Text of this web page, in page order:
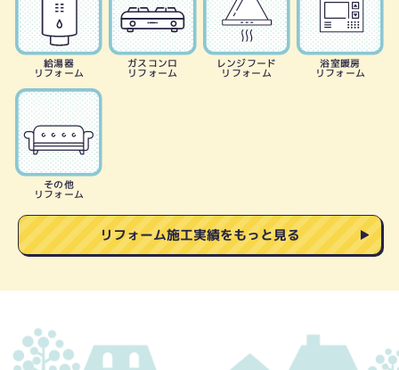
給湯器
リフォーム
ガスコンロ
リフォーム
レンジフード
リフォーム
浴室暖房
リフォーム
その他
リフォーム
リフォーム施工実績をもっと見る